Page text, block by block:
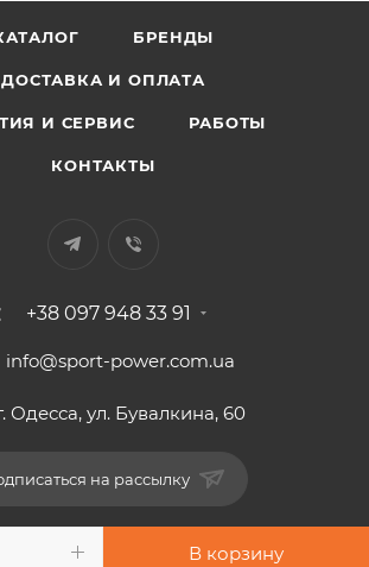
В корзину
БРЕНДЫ
ДОСТАВКА И ОПЛАТА
И СЕРВИС РАБОТЫ
КОНТАКТЫ
+38 097 948 33 91
info@sport-power.com.ua
Одесса, ул. Бувалкина, 60
на рассылку